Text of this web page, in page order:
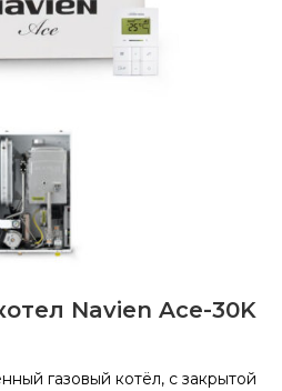
Navien Ace-30K
газовый котёл, с закрытой